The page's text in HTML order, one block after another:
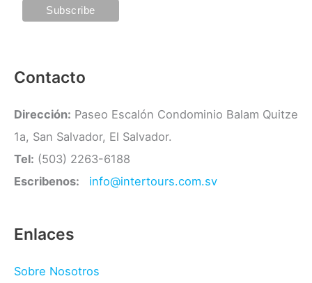
Contacto
Dirección: Paseo Escalón Condominio Balam Quitze
1a, San Salvador, El Salvador.
Tel: (503) 2263-6188
Escribenos:
info@intertours.com.sv
Enlaces
Sobre Nosotros